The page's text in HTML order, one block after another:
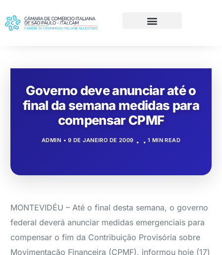
Governo deve anunciar até o
final da semana medidas para
compensar CPMF
ADMIN 9 DE JANEIRO DE 2009 1 MIN READ
MONTEVIDÉU – Até o final desta semana, o governo
federal deverá anunciar medidas emergenciais para
compensar o fim da Contribuição Provisória sobre
Movimentação Financeira (CPMF), informou hoje (17)